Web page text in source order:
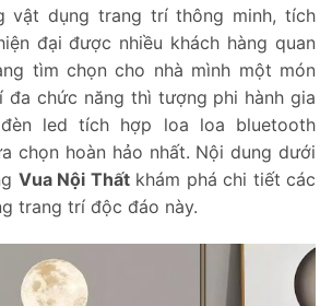
vật dụng trang trí thông minh, tích
đại được nhiều khách hàng quan
tìm chọn cho nhà mình một món
đa chức năng thì tượng phi hành gia
led tích hợp loa loa bluetooth
chọn hoàn hảo nhất. Nội dung dưới
Vua Nội Thấtkhám phá chi tiết các
trang trí độc đáo này.